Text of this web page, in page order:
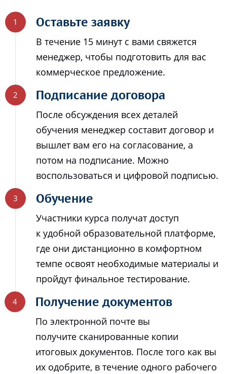
Оставьте заявку
В течение 15 минут с вами свяжется
менеджер, чтобы подготовить для вас
коммерческое предложение.
Подписание договора
После обсуждения всех деталей
обучения менеджер составит договор и
вышлет вам его на согласование, а
потом на подписание. Можно
воспользоваться и цифровой подписью.
Обучение
Участники курса получат доступ
к удобной образовательной платформе,
где они дистанционно в комфортном
темпе освоят необходимые материалы и
пройдут финальное тестирование.
Получение документов
По электронной почте вы
получите сканированные копии
итоговых документов. После того как вы
их одобрите, в течение одного рабочего